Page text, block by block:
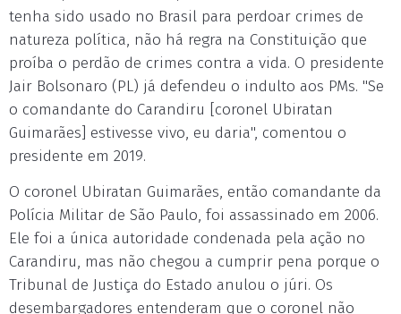
tenha sido usado no Brasil para perdoar crimes de
natureza política, não há regra na Constituição que
proíba o perdão de crimes contra a vida. O presidente
Jair Bolsonaro (PL) já defendeu o indulto aos PMs. "Se
o comandante do Carandiru [coronel Ubiratan
Guimarães] estivesse vivo, eu daria", comentou o
presidente em 2019.
O coronel Ubiratan Guimarães, então comandante da
Polícia Militar de São Paulo, foi assassinado em 2006.
Ele foi a única autoridade condenada pela ação no
Carandiru, mas não chegou a cumprir pena porque o
Tribunal de Justiça do Estado anulou o júri. Os
desembargadores entenderam que o coronel não